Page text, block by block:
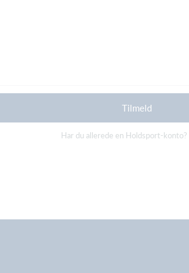
Tilmeld
Har du allerede en Holdsport-konto?